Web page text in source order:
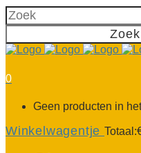
0
Geen producten in
Winkelwagentje Totaal: